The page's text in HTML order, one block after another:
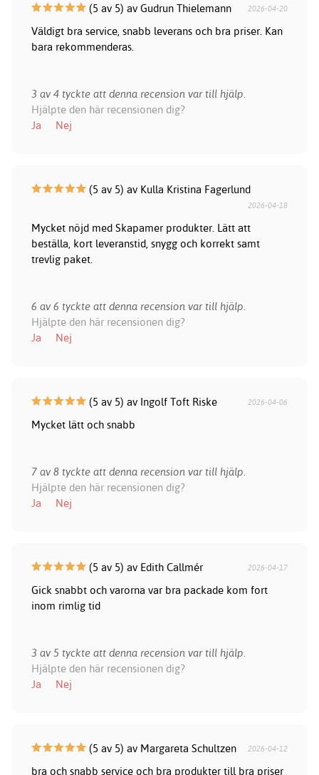
(5 av 5) av Gudrun Thielemann 2026-04-20
Väldigt bra service, snabb leverans och bra priser. Kan
bara rekommenderas.
3 av 4 tyckte att denna recension var till hjälp.
Hjälpte den här recensionen dig?
Ja
Nej
(5 av 5) av Kulla Kristina Fagerlund
2026-04-18
Mycket nöjd med Skapamer produkter. Lätt att
beställa, kort leveranstid, snygg och korrekt samt
trevlig paket.
6 av 6 tyckte att denna recension var till hjälp.
Hjälpte den här recensionen dig?
Ja
Nej
(5 av 5) av Ingolf Toft Riske 2026-04-06
Mycket lätt och snabb
7 av 8 tyckte att denna recension var till hjälp.
Hjälpte den här recensionen dig?
Ja
Nej
(5 av 5) av Edith Callmér 2026-04-17
Gick snabbt och varorna var bra packade kom fort
inom rimlig tid
3 av 5 tyckte att denna recension var till hjälp.
Hjälpte den här recensionen dig?
Ja
Nej
(5 av 5) av Margareta Schultzen 2026-04-12
bra och snabb service och bra produkter till bra priser